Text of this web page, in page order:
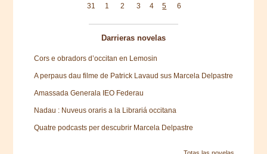
31
1 2 3 4 5 6
Darrieras novelas
Cors e obradors d’occitan en Lemosin
A perpaus dau filme de Patrick Lavaud sus Marcela Delpastre
Amassada Generala IEO Federau
Nadau : Nuveus oraris a la Librariá occitana
Quatre podcasts per descubrir Marcela Delpastre